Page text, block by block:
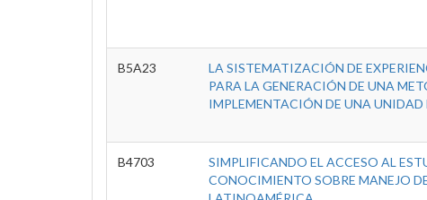
B5A23
LA SISTEMATIZACIÓN DE
PARA LA GENERACIÓN DE UNA
IMPLEMENTACIÓN DE UNA
B4703
SIMPLIFICANDO EL ACCESO AL
CONOCIMIENTO SOBRE MANEJO